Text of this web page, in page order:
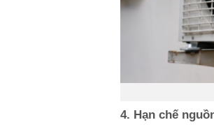
4. Hạn chế